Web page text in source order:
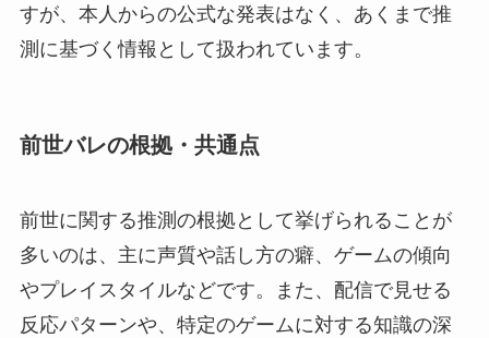
すが、本人からの公式な発表はなく、あくまで推
測に基づく情報として扱われています。
前世バレの根拠・共通点
前世に関する推測の根拠として挙げられることが
多いのは、主に声質や話し方の癖、ゲームの傾向
やプレイスタイルなどです。また、配信で見せる
反応パターンや、特定のゲームに対する知識の深